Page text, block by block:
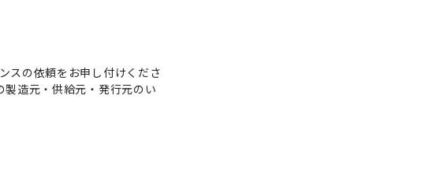
スの依頼をお申し付けくださ
造元・供給元・発行元のい